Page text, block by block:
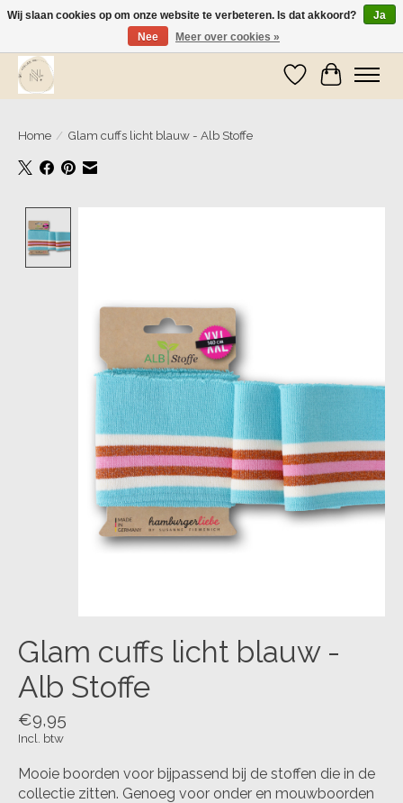
Wij zijn op vakantie! Vanaf zaterdag 9 mei worden er weer pakketjes verzonden
Verlanglijst
Home / Glam cuffs licht blauw - Alb Stoffe
Glam cuffs licht blauw -
Alb Stoffe
€9,95
Incl. btw
Mooie boorden voor bijpassend bij de stoffen die in de
collectie zitten. Genoeg voor onder en mouwboorden
Wij slaan cookies op om onze website te verbeteren. Is dat akkoord?
Ja
Nee
Meer over cookies »